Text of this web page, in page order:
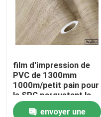
Quality Control
Contact Us
Request A Quote
Film décoratif de PVC
film d'impression de
PVC de 1300mm
1000m/petit pain pour
le SPC parquetant la
couche décorative
envoyer une